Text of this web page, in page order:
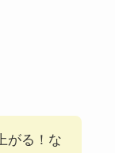
がる！な